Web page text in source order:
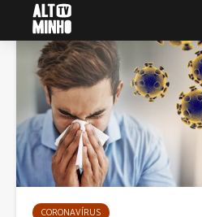
CORONAVÍRUS